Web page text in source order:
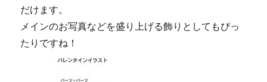
だけます。
メインのお写真などを盛り上げる飾りとしてもぴっ
たりですね！